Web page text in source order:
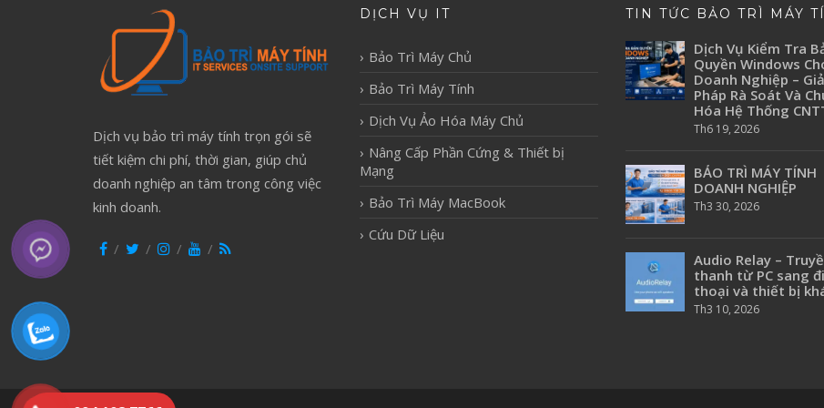
Dịch vụ bảo trì máy tính trọn gói sẽ
tiết kiệm chi phí, thời gian, giúp chủ
doanh nghiệp an tâm trong công việc
kinh doanh.
DỊCH VỤ IT
Bảo Trì Máy Chủ
Bảo Trì Máy Tính
Dịch Vụ Ảo Hóa Máy Chủ
Nâng Cấp Phần Cứng & Thiết bị
Mạng
Bảo Trì Máy MacBook
Cứu Dữ Liệu
TIN TỨC BẢO TRÌ MÁY
Dịch Vụ Kiểm Tra
Quyền Windows
Doanh Nghiệp –
Pháp Rà Soát Và
Hóa Hệ Thống
Th6 19, 2026
BẢO TRÌ MÁY TÍNH
DOANH NGHIỆP
Th3 30, 2026
Audio Relay –
thanh từ PC sang
thoại và thiết bị
Th3 10, 2026